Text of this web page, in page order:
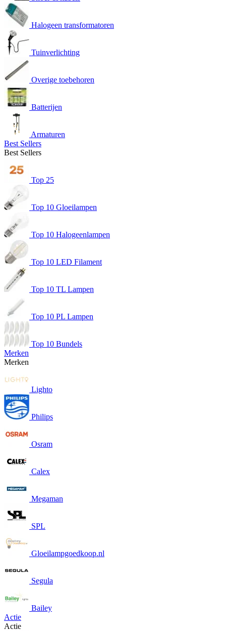
Halogeen transformatoren
Tuinverlichting
Overige toebehoren
Batterijen
Armaturen
Best Sellers
Best Sellers
Top 25
Top 10 Gloeilampen
Top 10 Halogeenlampen
Top 10 LED Filament
Top 10 TL Lampen
Top 10 PL Lampen
Top 10 Bundels
Merken
Merken
Lighto
Philips
Osram
Calex
Megaman
SPL
Gloeilampgoedkoop.nl
Segula
Bailey
Actie
Actie